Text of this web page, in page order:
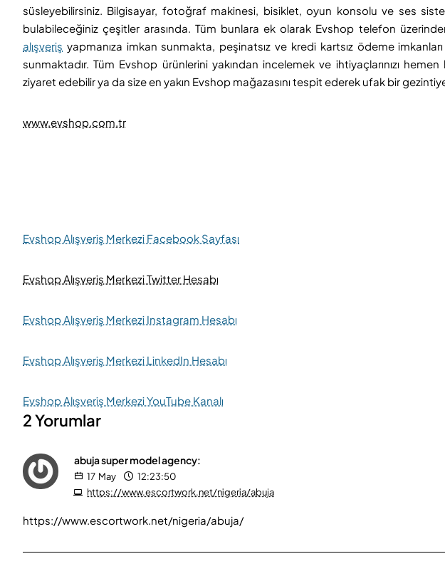
süsleyebilirsiniz. Bilgisayar, fotoğraf makinesi, bisiklet, oyun konsolu ve ses
bulabileceğiniz çeşitler arasında. Tüm bunlara ek olarak Evshop telefon
alışveriş yapmanıza imkan sunmakta, peşinatsız ve kredi kartsız ödeme
sunmaktadır. Tüm Evshop ürünlerini yakından incelemek ve ihtiyaçlarınızı
ziyaret edebilir ya da size en yakın Evshop mağazasını tespit ederek ufak bir
www.evshop.com.tr
Evshop Alışveriş Merkezi Facebook Sayfası
Evshop Alışveriş Merkezi Twitter Hesabı
Evshop Alışveriş Merkezi Instagram Hesabı
Evshop Alışveriş Merkezi LinkedIn Hesabı
Evshop Alışveriş Merkezi YouTube Kanalı
2 Yorumlar
abuja super model agency:
17 May
12:23:50
https://www.escortwork.net/nigeria/abuja
https://www.escortwork.net/nigeria/abuja/